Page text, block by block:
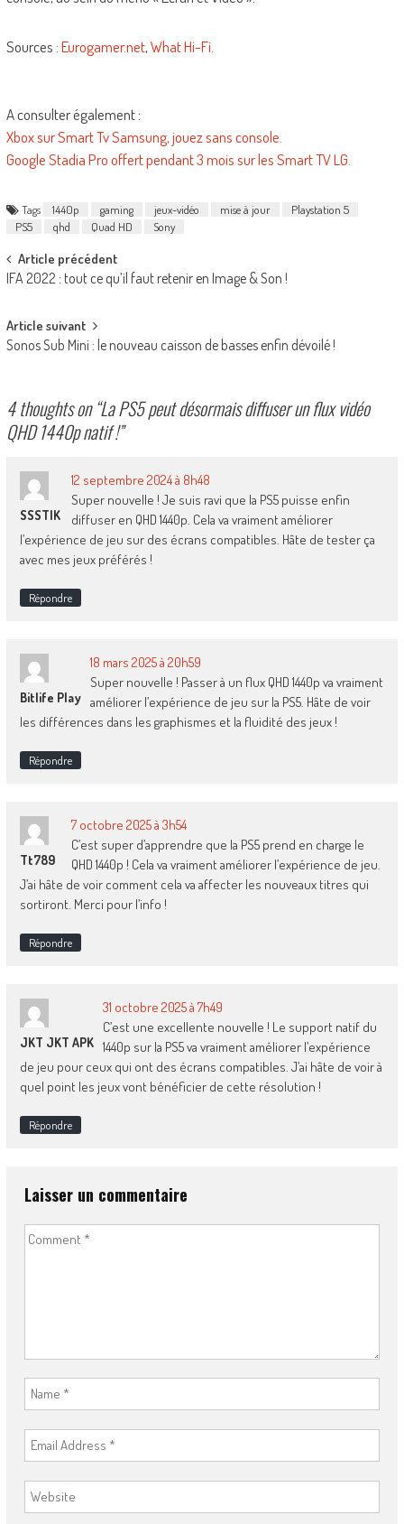
Sources :Eurogamer.net,What Hi-Fi.
A consulter également :
Xbox sur Smart Tv Samsung, jouez sans console.
Google Stadia Pro offert pendant 3 mois sur les Smart TV LG.
Tags 1440p gaming jeux-vidéo mise à jour
Playstation 5
PS5
qhd Quad HD Sony
Post
navigation
Article précédent
IFA 2022 : tout ce qu’il faut retenir en Image & Son !
Article suivant
Sonos Sub Mini : le nouveau caisson de basses enfin dévoilé !
4 thoughts on “La PS5 peut désormais diffuser un flux vidéo
QHD 1440p natif !”
SSSTIK
12 septembre 2024 à 8h48
Super nouvelle ! Je suis ravi que la PS5 puisse enfin
diffuser en QHD 1440p. Cela va vraiment améliorer
l’expérience de jeu sur des écrans compatibles. Hâte de tester ça
avec mes jeux préférés !
Répondre
Bitlife Play
18 mars 2025 à 20h59
Super nouvelle ! Passer à un flux QHD 1440p va vraiment
améliorer l’expérience de jeu sur la PS5. Hâte de voir
les différences dans les graphismes et la fluidité des jeux !
Répondre
Tt789
7 octobre 2025 à 3h54
C’est super d’apprendre que la PS5 prend en charge le
QHD 1440p ! Cela va vraiment améliorer l’expérience de jeu.
J’ai hâte de voir comment cela va affecter les nouveaux titres qui
sortiront. Merci pour l’info !
Répondre
JKT JKT APK
31 octobre 2025 à 7h49
C’est une excellente nouvelle ! Le support natif du
1440p sur la PS5 va vraiment améliorer l’expérience
de jeu pour ceux qui ont des écrans compatibles. J’ai hâte de voir à
quel point les jeux vont bénéficier de cette résolution !
Répondre
Laisser un commentaire